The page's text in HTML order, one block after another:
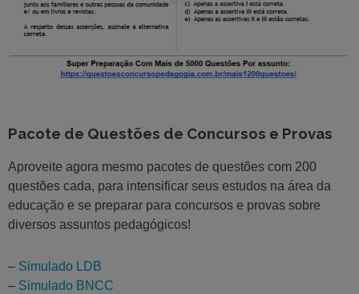
Pacote de Questões de Concursos e Provas
Aproveite agora mesmo pacotes de questões com 200
questões cada, para intensificar seus estudos na área da
educação e se preparar para concursos e provas sobre
diversos assuntos pedagógicos!
– Simulado LDB
– Simulado BNCC